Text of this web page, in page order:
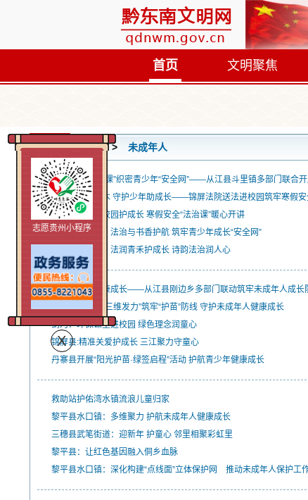
首页 文明聚焦
首页 未成年人
上好寒假“第一课”织密青少年“安全网”——从江县斗里镇多部门联合
锦法护航小杉木 守护少年助成长——锦屏法院送法进校园筑牢寒假安
锦屏县：法润校园护成长 寒假安全“法治课”暖心开讲
三穗县瓦寨镇：法治与书香护航 筑牢青少年成长“安全网”
三穗县司法局：法润青禾护成长 诗韵法治润人心
阳光润心・健康成长——从江县刚边乡多部门联动筑牢未成年人成长
黎平县地坪镇“三维发力”筑牢“护苗”防线 守护未成年人健康成长
剑河：环保课堂进校园 绿色理念润童心
锦屏县:精准关爱护成长 三江聚力守童心
丹寨县开展“阳光护苗·绿签启程”活动 护航青少年健康成长
救助站护佑湾水镇流浪儿童归家
黎平县水口镇：多维聚力 护航未成年人健康成长
三穗县武笔街道：迎新年 护童心 邻里相聚彩虹里
黎平县：让红色基因融入侗乡血脉
黎平县水口镇：深化构建“点线面”立体保护网 推动未成年人保护工
志愿贵州小程序